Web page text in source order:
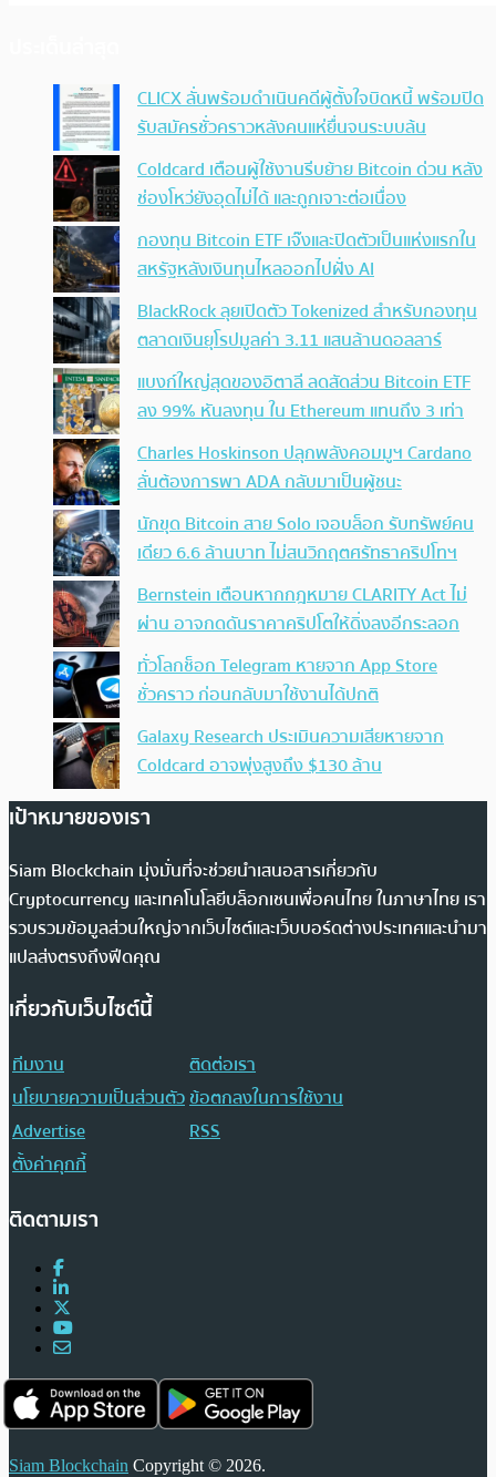
CLICX ลั่นพร้อมดำเนินคดีผู้ตั้งใจบิดหนี้ พร้อมปิด
รับสมัครชั่วคราวหลังคนแห่ยื่นจนระบบล้น
Coldcard เตือนผู้ใช้งานรีบย้าย Bitcoin ด่วน หลัง
ช่องโหว่ยังอุดไม่ได้ และถูกเจาะต่อเนื่อง
กองทุน Bitcoin ETF เจ๊งและปิดตัวเป็นแห่งแรกใน
สหรัฐหลังเงินทุนไหลออกไปฝั่ง AI
BlackRock ลุยเปิดตัว Tokenized สำหรับกองทุน
ตลาดเงินยุโรปมูลค่า 3.11 แสนล้านดอลลาร์
แบงก์ใหญ่สุดของอิตาลี ลดสัดส่วน Bitcoin ETF
ลง 99% หันลงทุน ใน Ethereum แทนถึง 3 เท่า
Charles Hoskinson ปลุกพลังคอมมูฯ Cardano
ลั่นต้องการพา ADA กลับมาเป็นผู้ชนะ
นักขุด Bitcoin สาย Solo เจอบล็อก รับทรัพย์คน
เดียว 6.6 ล้านบาท ไม่สนวิกฤตศรัทธาคริปโทฯ
Bernstein เตือนหากกฎหมาย CLARITY Act ไม่
ผ่าน อาจกดดันราคาคริปโตให้ดิ่งลงอีกระลอก
ทั่วโลกช็อก Telegram หายจาก App Store
ชั่วคราว ก่อนกลับมาใช้งานได้ปกติ
Galaxy Research ประเมินความเสียหายจาก
Coldcard อาจพุ่งสูงถึง $130 ล้าน
เป้าหมายของเรา
Siam Blockchain มุ่งมั่นที่จะช่วยนำเสนอสารเกี่ยวกับ
Cryptocurrency และเทคโนโลยีบล็อกเชนเพื่อคนไทย ในภาษาไทย เรา
รวบรวมข้อมูลส่วนใหญ่จากเว็บไซต์และเว็บบอร์ดต่างประเทศและนำมา
แปลส่งตรงถึงฟีดคุณ
เกี่ยวกับเว็บไซต์นี้
ทีมงาน
ติดต่อเรา
นโยบายความเป็นส่วนตัวข้อตกลงในการใช้งาน
Advertise
RSS
ตั้งค่าคุกกี้
ติดตามเรา
Siam Blockchain Copyright © 2026.